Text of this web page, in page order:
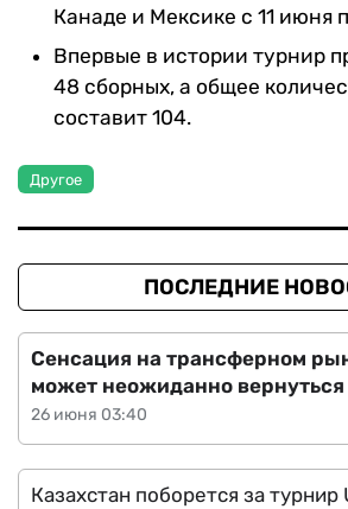
Канаде и Мексике с 11 июня
Впервые в истории турнир
48 сборных, а общее
составит 104.
Другое
ПОСЛЕДНИЕ
26 июня 03:40
Сенсация на трансферном
может неожиданно
Казахстан поборется за турнир